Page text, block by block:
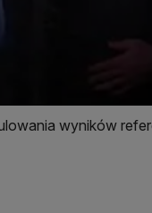
wyników